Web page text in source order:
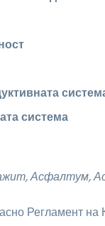
система
Асфалтум,
Регламент